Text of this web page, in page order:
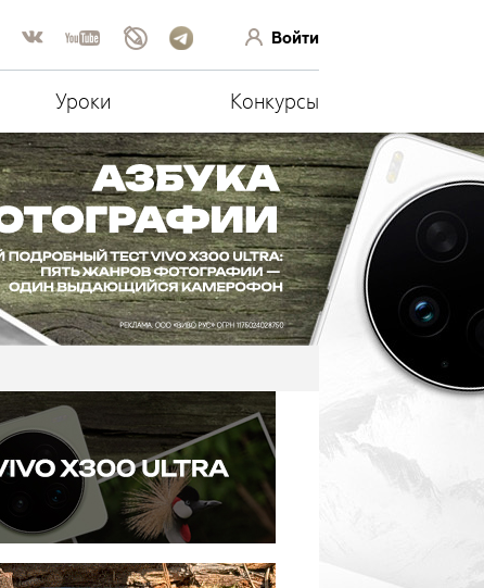
Войти
Уроки Конкурсы